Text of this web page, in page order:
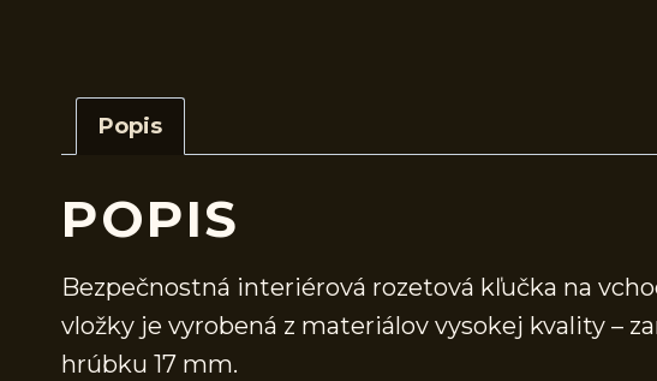
Popis
POPIS
Bezpečnostná interiérová rozetová kľučka na
vložky je vyrobená z materiálov vysokej kvality –
hrúbku 17 mm.